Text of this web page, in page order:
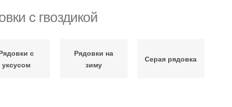
с гвоздикой
с
уксусом
Рядовки на
зиму
Серая рядовка